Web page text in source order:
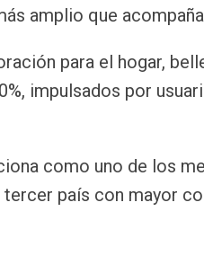
amplio que
para el hogar,
impulsados por
como uno de los
país con mayor